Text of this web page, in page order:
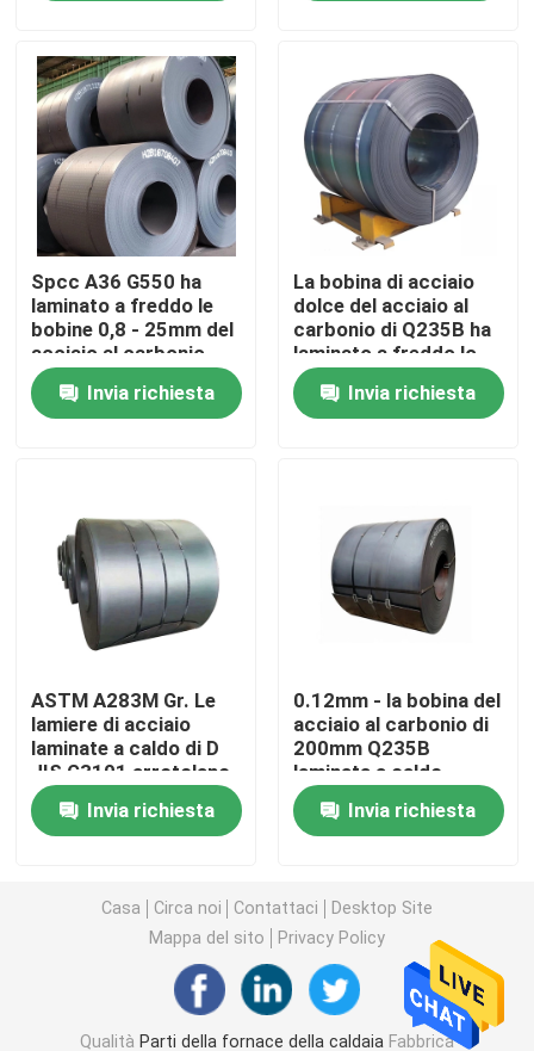
Giro della fabbrica
Controllo di qualità
Contattici
Richieda una citazione
Parti della fornace della caldaia
Tubo d'acciaio senza cuciture
Tubo senza cuciture della lega
Tubo ad alta pressione della caldaia
Tubo d'acciaio di precisione
Griglia a catena Antivari
Spcc A36 G550 ha
laminato a freddo le
bobine 0,8 - 25mm del
acciaio al carbonio
Invia richiesta
La bobina di acciaio
dolce del acciaio al
carbonio di Q235B ha
laminato a freddo lo
spessore di 4mm - di
0,12
Invia richiesta
ASTM A283M Gr. Le
lamiere di acciaio
laminate a caldo di D
JIS G3101 arrotolano
GB/T700 Q235A
Invia richiesta
0.12mm - la bobina del
acciaio al carbonio di
200mm Q235B
laminata a caldo
accetta l'abitudine
Invia richiesta
Casa Circa noi Contattaci
Desktop Site
Mappa del sito
Privacy Policy
Qualità Parti della fornace della caldaia Fabbrica